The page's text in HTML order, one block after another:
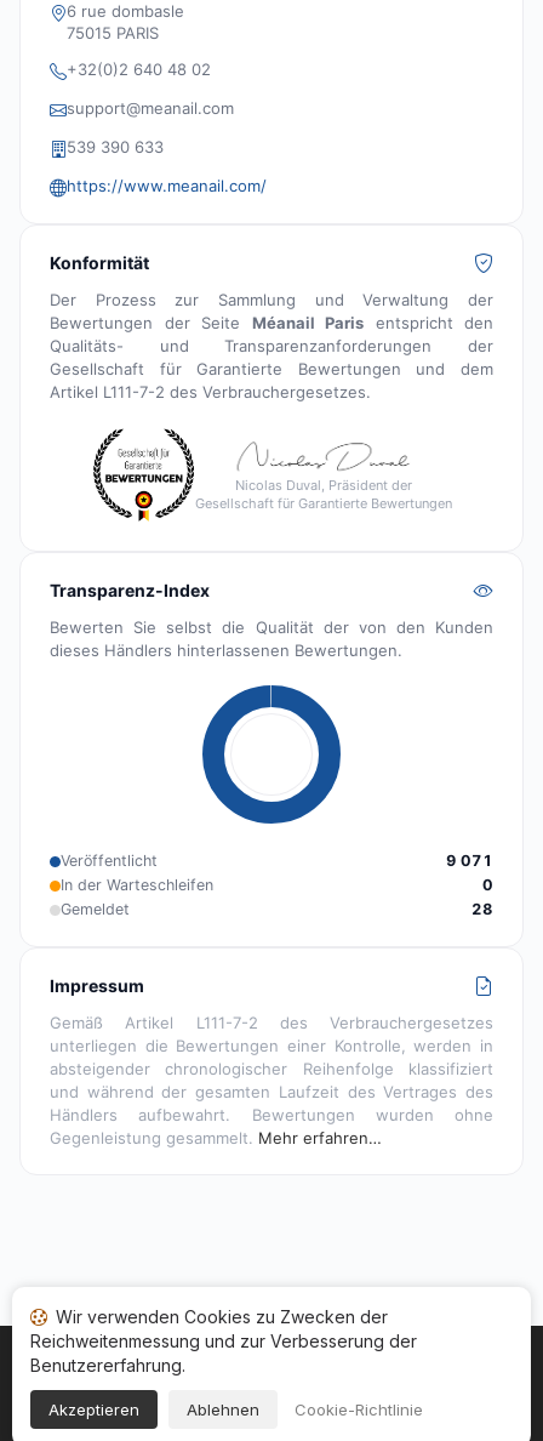
6 rue dombasle
75015 PARIS
+32(0)2 640 48 02
support@meanail.com
539 390 633
https://www.meanail.com/
Konformität
Der Prozess zur Sammlung und Verwaltung der
Bewertungen der Seite Méanail Paris entspricht den
Qualitäts- und Transparenzanforderungen der
Gesellschaft für Garantierte Bewertungen und dem
Artikel L111-7-2 des Verbrauchergesetzes.
Nicolas Duval, Präsident der
Gesellschaft für Garantierte Bewertungen
Transparenz-Index
Bewerten Sie selbst die Qualität der von den Kunden
dieses Händlers hinterlassenen Bewertungen.
Veröffentlicht
9 071
In der Warteschleifen
0
Gemeldet
28
Impressum
Gemäß Artikel L111-7-2 des Verbrauchergesetzes
unterliegen die Bewertungen einer Kontrolle, werden in
absteigender chronologischer Reihenfolge klassifiziert
und während der gesamten Laufzeit des Vertrages des
Händlers aufbewahrt. Bewertungen wurden ohne
Gegenleistung gesammelt. Mehr erfahren…
Startseite Ihr Bewertungsstatus
Allgemeine Nutzungsbedingugen
Rechtshinweise
Wir verwenden Cookies zu Zwecken der
Reichweitenmessung und zur Verbesserung der
Benutzererfahrung.
Akzeptieren Ablehnen Cookie-Richtlinie